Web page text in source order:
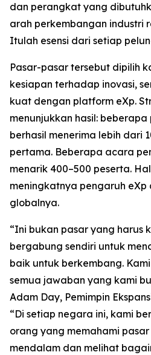
dan perangkat yang
arah perkembangan industri
Itulah esensi dari setiap
Pasar-pasar tersebut dipilih
kesiapan terhadap inovasi,
kuat dengan platform eXp.
menunjukkan hasil:
berhasil menerima lebih dari
pertama. Beberapa acara
menarik 400–500 peserta.
meningkatnya pengaruh
globalnya.
“Ini bukan pasar yang harus
bergabung sendiri untuk
baik untuk berkembang.
semua jawaban yang kami
Adam Day, Pemimpin
“Di setiap negara ini, kami
orang yang memahami
mendalam dan melihat